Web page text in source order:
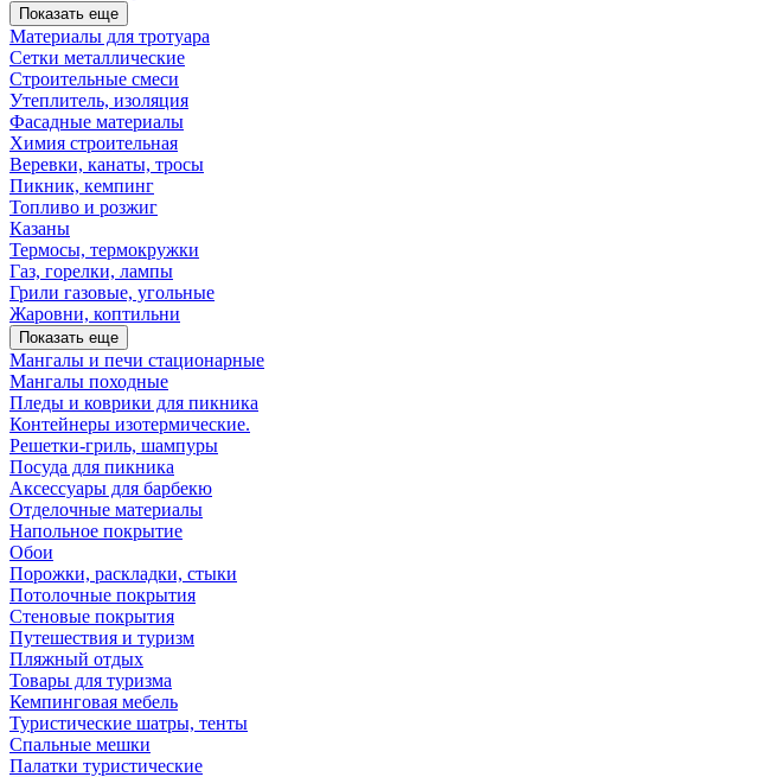
Показать еще
Материалы для тротуара
Сетки металлические
Строительные смеси
Утеплитель, изоляция
Фасадные материалы
Химия строительная
Веревки, канаты, тросы
Пикник, кемпинг
Топливо и розжиг
Казаны
Термосы, термокружки
Газ, горелки, лампы
Грили газовые, угольные
Жаровни, коптильни
Показать еще
Мангалы и печи стационарные
Мангалы походные
Пледы и коврики для пикника
Контейнеры изотермические.
Решетки-гриль, шампуры
Посуда для пикника
Аксессуары для барбекю
Отделочные материалы
Напольное покрытие
Обои
Порожки, раскладки, стыки
Потолочные покрытия
Стеновые покрытия
Путешествия и туризм
Пляжный отдых
Товары для туризма
Кемпинговая мебель
Туристические шатры, тенты
Спальные мешки
Палатки туристические